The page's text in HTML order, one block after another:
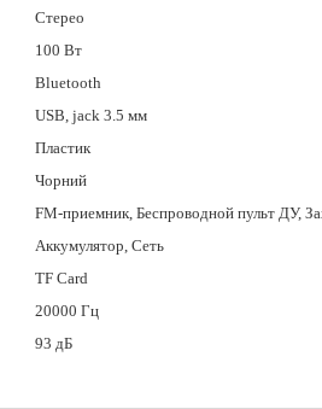
Стерео
100 Вт
Bluetooth
USB, jack 3.5 мм
Пластик
Чорний
FM-приемник, Беспроводной пульт ДУ,
Аккумулятор, Сеть
TF Card
20000 Гц
93 дБ